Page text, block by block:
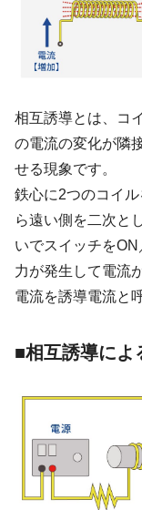
相互誘導とは、コ
の電流の変化が隣
せる現象です。
鉄心に2つのコイ
ら遠い側を二次と
いでスイッチを
力が発生して電流
電流を誘導電流と
■相互誘導によ